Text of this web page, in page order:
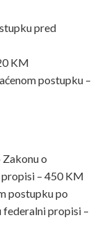
pred
KM
postupku –
o
– 450 KM
postupku po
federalni propisi –